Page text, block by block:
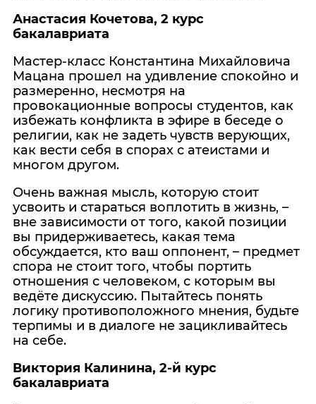
Анастасия Кочетова, 2 курс
бакалавриата
Мастер-класс Константина Михайловича
Мацана прошел на удивление спокойно и
размеренно, несмотря на
провокационные вопросы студентов, как
избежать конфликта в эфире в беседе о
религии, как не задеть чувств верующих,
как вести себя в спорах с атеистами и
многом другом.
Очень важная мысль, которую стоит
усвоить и стараться воплотить в жизнь, –
вне зависимости от того, какой позиции
вы придерживаетесь, какая тема
обсуждается, кто ваш оппонент, – предмет
спора не стоит того, чтобы портить
отношения с человеком, с которым вы
ведёте дискуссию. Пытайтесь понять
логику противоположного мнения, будьте
терпимы и в диалоге не зацикливайтесь
на себе.
Виктория Калинина, 2-й курс
бакалавриата